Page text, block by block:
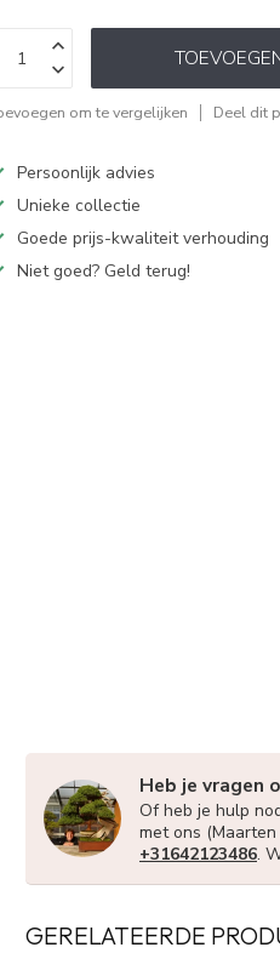
om te vergelijken Deel dit
Persoonlijk advies
Unieke collectie
Goede prijs-kwaliteit verhouding
Niet goed? Geld terug!
Heb je vragen
Of heb je hulp
met ons
+31642123486.
GERELATEERDE